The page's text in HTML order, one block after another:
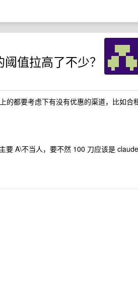
值拉高了不少？
的都要考虑下有没有优惠的渠道，比如合
要 A\不当人，要不然 100 刀应该是 claude